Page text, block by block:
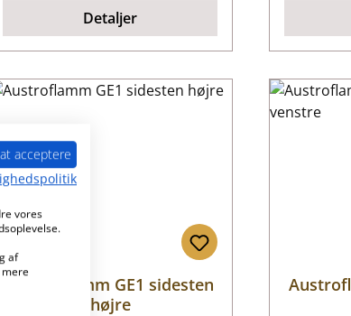
Detaljer
Austroflamm GE1 sidesten
højre
acceptere
vores
af